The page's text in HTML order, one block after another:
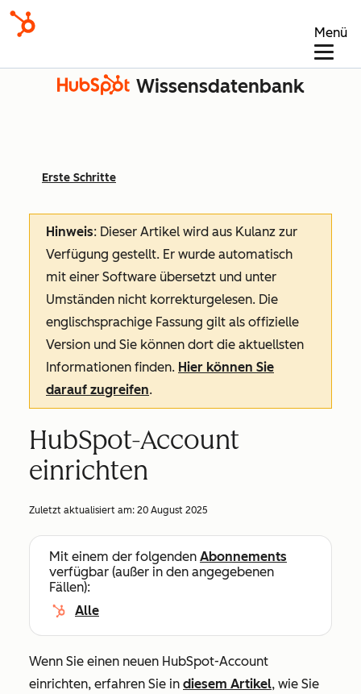
Menü
Wissensdatenbank
Erste Schritte
Hinweis: Dieser Artikel wird aus Kulanz zur
Verfügung gestellt. Er wurde automatisch
mit einer Software übersetzt und unter
Umständen nicht korrekturgelesen. Die
englischsprachige Fassung gilt als offizielle
Version und Sie können dort die aktuellsten
Informationen finden. Hier können Sie
darauf zugreifen.
HubSpot-Account
einrichten
Zuletzt aktualisiert am: 20 August 2025
Mit einem der folgenden Abonnements
verfügbar (außer in den angegebenen
Fällen):
Alle
Wenn Sie einen neuen HubSpot-Account
einrichten, erfahren Sie in diesem Artikel, wie Sie